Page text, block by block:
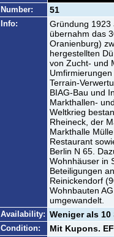
Number: 51
Info:
Gründung 1923
übernahm das
Oranienburg)
hergestellten
von Zucht- und
Terrain-
BIAG-Bau und
Markthallen-
Weltkrieg
Rheineck, der
Markthalle
Restaurant
Berlin N 65.
Wohnhäuser in
Beteiligungen
Reinickendorf
Wohnbauten
umgewandelt.
Availability: Weniger als
Condition: Mit Kupons.